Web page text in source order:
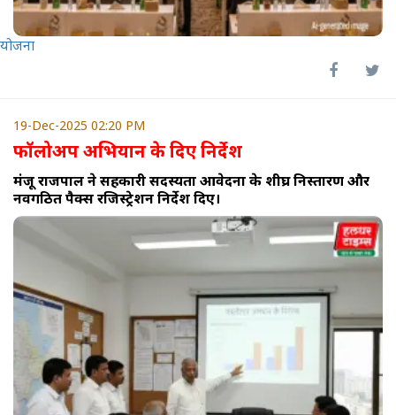
योजना
19-Dec-2025 02:20 PM
फॉलोअप अभियान के दिए निर्देश
मंजू राजपाल ने सहकारी सदस्यता आवेदनों के शीघ्र निस्तारण और
नवगठित पैक्स रजिस्ट्रेशन निर्देश दिए।